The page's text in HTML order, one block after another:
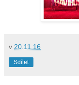
v 20.11.16
Sdílet